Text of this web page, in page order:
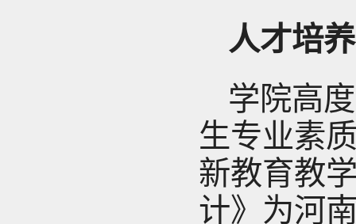
人才培养
学院高
生专业素
新教育教
计》为河